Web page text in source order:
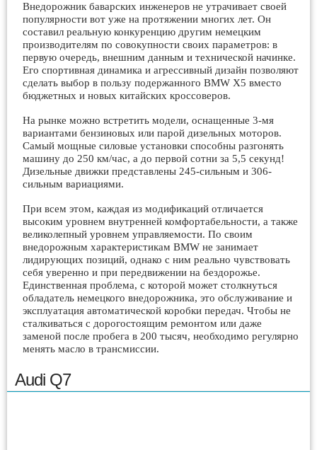
Внедорожник баварских инженеров не утрачивает своей
популярности вот уже на протяжении многих лет. Он
составил реальную конкуренцию другим немецким
производителям по совокупности своих параметров: в
первую очередь, внешним данным и технической начинке.
Его спортивная динамика и агрессивный дизайн позволяют
сделать выбор в пользу подержанного BMW X5 вместо
бюджетных и новых китайских кроссоверов.
На рынке можно встретить модели, оснащенные 3-мя
вариантами бензиновых или парой дизельных моторов.
Самый мощные силовые установки способны разгонять
машину до 250 км/час, а до первой сотни за 5,5 секунд!
Дизельные движки представлены 245-сильным и 306-
сильным вариациями.
При всем этом, каждая из модификаций отличается
высоким уровнем внутренней комфортабельности, а также
великолепный уровнем управляемости. По своим
внедорожным характеристикам BMW не занимает
лидирующих позиций, однако с ним реально чувствовать
себя уверенно и при передвижении на бездорожье.
Единственная проблема, с которой может столкнуться
обладатель немецкого внедорожника, это обслуживание и
эксплуатация автоматической коробки передач. Чтобы не
сталкиваться с дорогостоящим ремонтом или даже
заменой после пробега в 200 тысяч, необходимо регулярно
менять масло в трансмиссии.
Audi Q7